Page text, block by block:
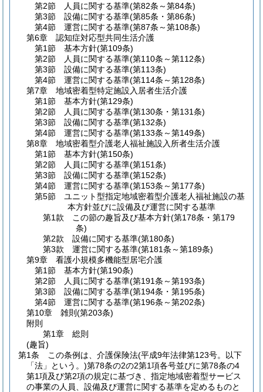
第2節
人員に関する基準(第82条～第84条)
第3節
設備に関する基準(第85条・第86条)
第4節
運営に関する基準(第87条～第108条)
第6章
認知症対応型共同生活介護
第1節
基本方針(第109条)
第2節
人員に関する基準(第110条～第112条)
第3節
設備に関する基準(第113条)
第4節
運営に関する基準(第114条～第128条)
第7章
地域密着型特定施設入居者生活介護
第1節
基本方針(第129条)
第2節
人員に関する基準(第130条・第131条)
第3節
設備に関する基準(第132条)
第4節
運営に関する基準(第133条～第149条)
第8章
地域密着型介護老人福祉施設入所者生活介護
第1節
基本方針(第150条)
第2節
人員に関する基準(第151条)
第3節
設備に関する基準(第152条)
第4節
運営に関する基準(第153条～第177条)
第5節
ユニット型指定地域密着型介護老人福祉施設の基
本方針並びに設備及び運営に関する基準
第1款
この節の趣旨及び基本方針(第178条・第179
条)
第2款
設備に関する基準(第180条)
第3款
運営に関する基準(第181条～第189条)
第9章
看護小規模多機能型居宅介護
第1節
基本方針(第190条)
第2節
人員に関する基準(第191条～第193条)
第3節
設備に関する基準(第194条・第195条)
第4節
運営に関する基準(第196条～第202条)
第10章
雑則 (第203条)
附則
第1章
総則
(趣旨)
第1条
この条例は、介護保険法(平成9年法律第123号。以下
「法」という。)第78条の2の2第1項各号並びに第78条の4
第1項及び第2項の規定に基づき、指定地域密着型サービス
の事業の人員、設備及び運営に関する基準を定めるものと